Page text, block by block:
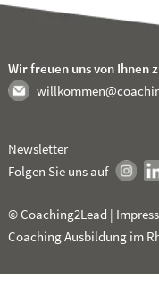
Wir freuen uns von Ihnen
Newsletter
Folgen Sie uns auf
© Coaching2Lead |
Coaching Ausbildung im